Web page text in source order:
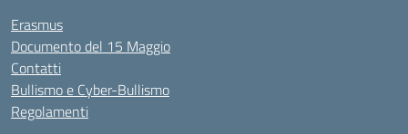
Erasmus
Documento del 15 Maggio
Contatti
Bullismo e Cyber-Bullismo
Regolamenti